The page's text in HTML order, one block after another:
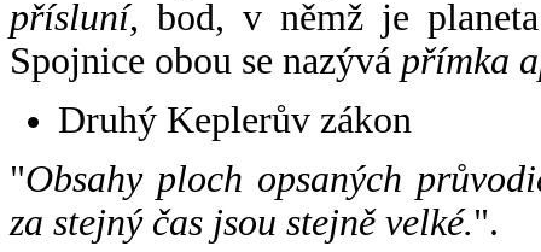
přísluní, bod, v němž je
Spojnice obou se nazývá přímka
Druhý Keplerův zákon
"Obsahy ploch opsaných
za stejný čas jsou stejně velké.".